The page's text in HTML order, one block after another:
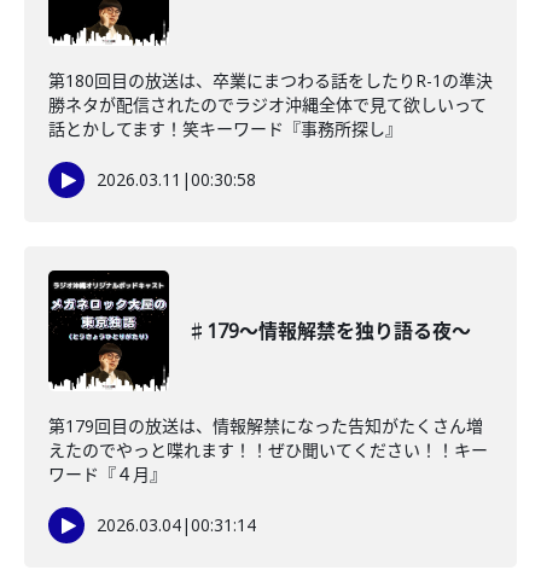
第180回目の放送は、卒業にまつわる話をしたりR-1の準決
勝ネタが配信されたのでラジオ沖縄全体で見て欲しいって
話とかしてます！笑キーワード『事務所探し』
2026.03.11 |00:30:58
♯179〜情報解禁を独り語る夜〜
第179回目の放送は、情報解禁になった告知がたくさん増
えたのでやっと喋れます！！ぜひ聞いてください！！キー
ワード『４月』
2026.03.04|00:31:14